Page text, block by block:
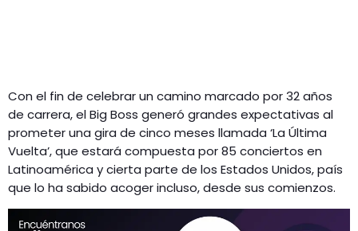
Con el fin de celebrar un camino marcado por 32 años
de carrera, el Big Boss generó grandes expectativas al
prometer una gira de cinco meses llamada ‘La Última
Vuelta’, que estará compuesta por 85 conciertos en
Latinoamérica y cierta parte de los Estados Unidos, país
que lo ha sabido acoger incluso, desde sus comienzos.